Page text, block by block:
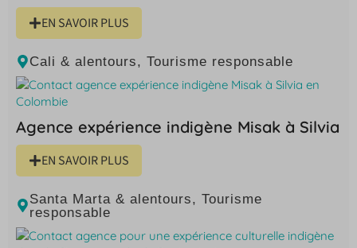
EN SAVOIR PLUS
Cali & alentours, Tourisme responsable
Agence expérience indigène Misak à Silvia
EN SAVOIR PLUS
Santa Marta & alentours, Tourisme
responsable